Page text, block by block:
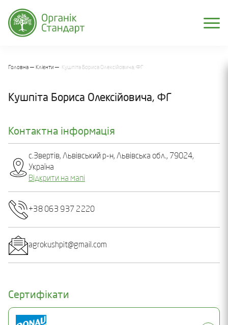
Головна Клієнти Кушпіта Бориса Олексійовича, ФГ
Кушпіта Бориса Олексійовича, ФГ
Контактна інформація
с.Звертів, Львівський р-н, Львівська обл., 79024,
Україна
Відкрити на мапі
+38 063 937 2220
agrokushpit@gmail.com
Сертифікати